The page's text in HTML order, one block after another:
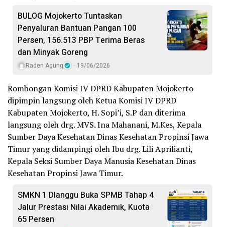
BULOG Mojokerto Tuntaskan
Penyaluran Bantuan Pangan 100
Persen, 156.513 PBP Terima Beras
dan Minyak Goreng
Raden Agung 19/06/2026
Rombongan Komisi IV DPRD Kabupaten Mojokerto
dipimpin langsung oleh Ketua Komisi IV DPRD
Kabupaten Mojokerto, H. Sopi’i, S.P dan diterima
langsung oleh drg. MVS. Ina Mahanani, M.Kes, Kepala
Sumber Daya Kesehatan Dinas Kesehatan Propinsi Jawa
Timur yang didampingi oleh Ibu drg. Lili Aprilianti,
Kepala Seksi Sumber Daya Manusia Kesehatan Dinas
Kesehatan Propinsi Jawa Timur.
SMKN 1 Dlanggu Buka SPMB Tahap 4
Jalur Prestasi Nilai Akademik, Kuota
65 Persen